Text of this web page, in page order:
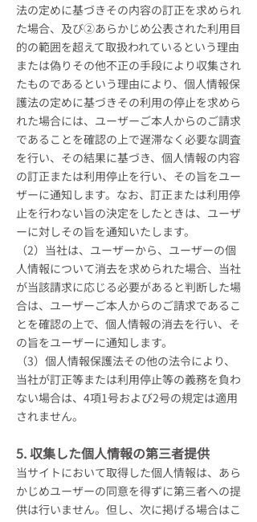
法の定めに基づきその内容の訂正を求められ
た場合、及び②あらかじめ公表された利用目
的の範囲を超えて取扱われているという理由
または偽りその他不正の手段により収集され
たものであるという理由により、個人情報保
護法の定めに基づきその利用の停止を求めら
れた場合には、ユーザーご本人からのご請求
であることを確認の上で遅滞なく必要な調査
を行い、その結果に基づき、個人情報の内容
の訂正または利用停止を行い、その旨をユー
ザーに通知します。なお、訂正または利用停
止を行わない旨の決定をしたときは、ユーザ
ーに対しその旨を通知いたします。
（2）当社は、ユーザーから、ユーザーの個
人情報について消去を求められた場合、当社
が当該請求に応じる必要があると判断した場
合は、ユーザーご本人からのご請求であるこ
とを確認の上で、個人情報の消去を行い、そ
の旨をユーザーに通知します。
（3）個人情報保護法その他の法令により、
当社が訂正等または利用停止等の義務を負わ
ない場合は、4項1号および2号の規定は適用
されません。
5. 収集した個人情報の第三者提供
当サイトにおいて取得した個人情報は、あら
かじめユーザーの同意を得ずに第三者への提
供は行いません。但し、次に掲げる場合はこ